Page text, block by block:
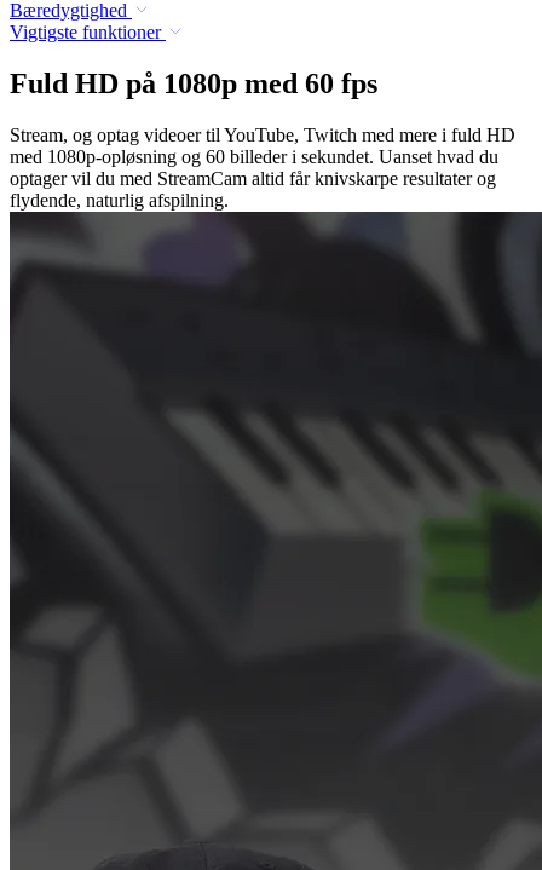
Bæredygtighed
Vigtigste funktioner
Fuld HD på 1080p med 60 fps
Stream, og optag videoer til YouTube, Twitch med mere i fuld HD
med 1080p-opløsning og 60 billeder i sekundet. Uanset hvad du
optager vil du med StreamCam altid får knivskarpe resultater og
flydende, naturlig afspilning.